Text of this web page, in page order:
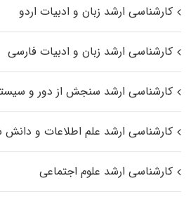
کارشناسی ارشد زبان و ادبیات اردو
کارشناسی ارشد زبان و ادبیات فارسی
کارشناسی ارشد سنجش از دور و
کارشناسی ارشد علم اطلاعات و
کارشناسی ارشد علوم اجتماعی